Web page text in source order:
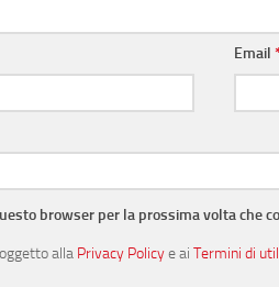
Email
browser per la prossima volta che
alla Privacy Policye ai Termini di